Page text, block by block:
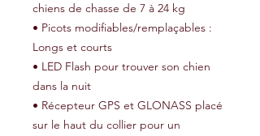
chiens de chasse de 7 à 24 kg
• Picots modifiables/remplaçables :
Longs et courts
• LED Flash pour trouver son chien
dans la nuit
• Récepteur GPS et GLONASS placé
sur le haut du collier pour un